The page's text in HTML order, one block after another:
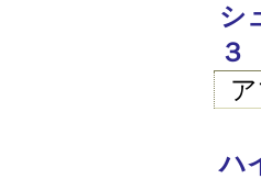
シ
３
ハ